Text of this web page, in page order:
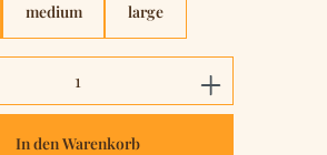
medium large
Anzahl: Gib den
In den Warenkorb